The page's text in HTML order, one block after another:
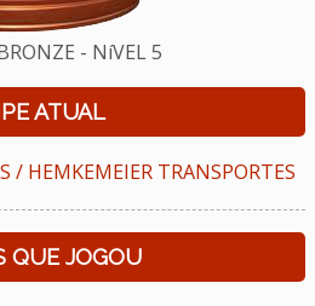
- NíVEL 5
ATUAL
/ HEMKEMEIER TRANSPORTES
QUE JOGOU